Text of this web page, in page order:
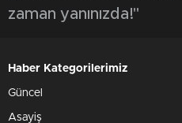
zaman yanınızda!"
Haber Kategorilerimiz
Güncel
Asayiş